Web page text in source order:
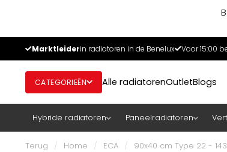
Marktleiderin radiatoren in de Benelux Voor 15:00
CATEGORIEËN Alle radiatorenOutletBlogs
Hybride radiatoren Paneelradiatoren
Terug / Home / ECA / 90x40 cm Type 22 -